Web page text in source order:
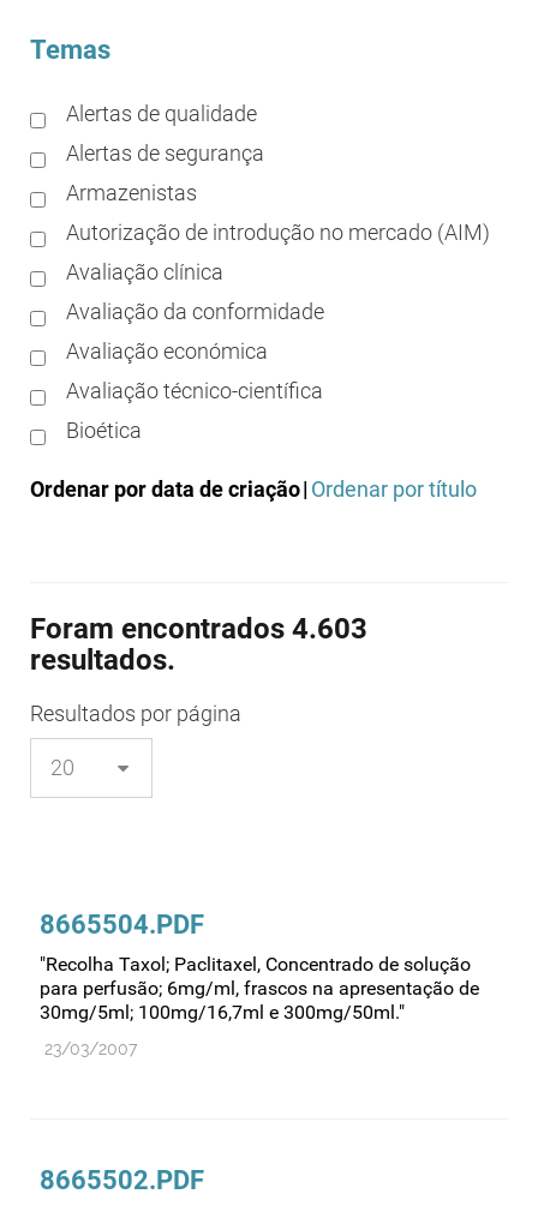
Temas
Alertas de qualidade
Alertas de segurança
Armazenistas
Autorização de introdução no mercado (AIM)
Avaliação clínica
Avaliação da conformidade
Avaliação económica
Avaliação técnico-científica
Bioética
Boas práticas de distribuição
Boas práticas de investigação
Boas práticas de laboratório
Boas práticas regulamentares
Certificação
Cosméticos
Dispensa
Dispositivos médicos
Entidades reguladoras
Ordenar por data de criação| Ordenar por título
Foram encontrados 4.603
resultados.
Resultados por página
8665504.PDF
"Recolha Taxol; Paclitaxel, Concentrado de solução
para perfusão; 6mg/ml, frascos na apresentação de
30mg/5ml; 100mg/16,7ml e 300mg/50ml."
23/03/2007
8665502.PDF